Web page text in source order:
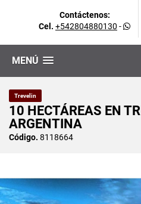
Contáctenos:
Cel. +542804880130 -
MENÚ
Trevelin
10 HECTÁREAS EN
ARGENTINA
Código. 8118664